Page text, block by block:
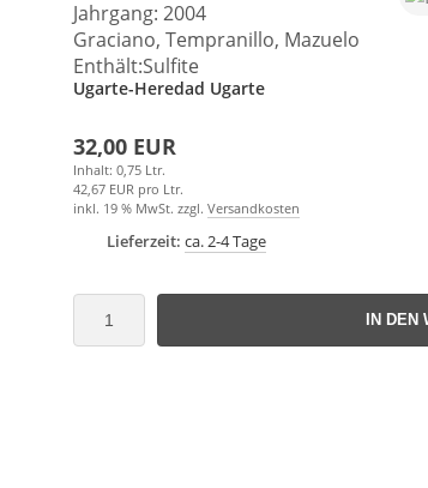
Jahrgang: 2004
Graciano, Tempranillo, Mazuelo
Enthält:Sulfite
Ugarte-Heredad Ugarte
32,00 EUR
Inhalt: 0,75 Ltr.
42,67 EUR pro Ltr.
inkl. 19 % MwSt. zzgl. Versandkosten
Lieferzeit: ca. 2-4 Tage
IN DEN